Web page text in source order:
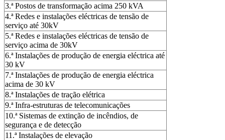
3.ª Postos de transformação acima 250 kVA
4.ª Redes e instalações eléctricas de tensão de
serviço até 30kV
5.ª Redes e instalações eléctricas de tensão de
serviço acima de 30kV
6.ª Instalações de produção de energia eléctrica até
30 kV
7.ª Instalações de produção de energia eléctrica
acima de 30 kV
8.ª Instalações de tração elétrica
9.ª Infra-estruturas de telecomunicações
10.ª Sistemas de extinção de incêndios, de
segurança e de detecção
11.ª Instalações de elevação